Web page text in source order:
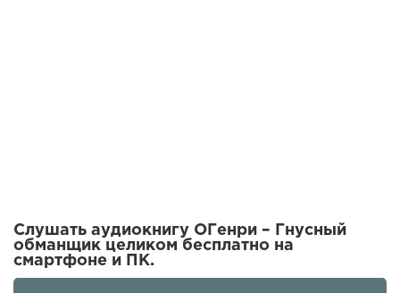
Слушать аудиокнигу ОГенри – Гнусный
обманщик целиком бесплатно на
смартфоне и ПК.